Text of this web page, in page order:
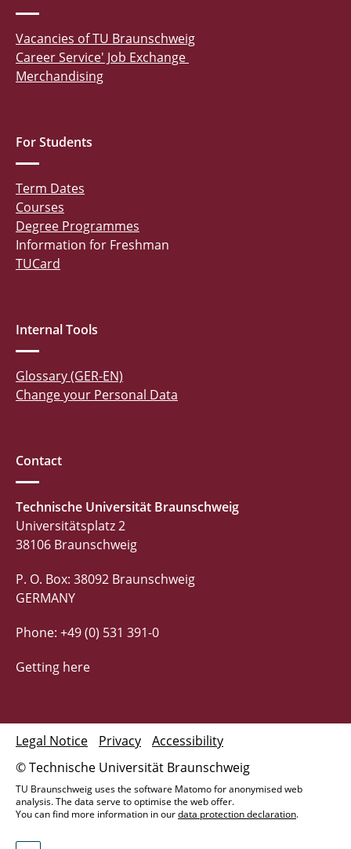
Vacancies of TU Braunschweig
Career Service' Job Exchange
Merchandising
For Students
Term Dates
Courses
Degree Programmes
Information for Freshman
TUCard
Internal Tools
Glossary (GER-EN)
Change your Personal Data
Contact
Technische Universität Braunschweig
Universitätsplatz 2
38106 Braunschweig
P. O. Box: 38092 Braunschweig
GERMANY
Phone: +49 (0) 531 391-0
Getting here
© Technische Universität Braunschweig
Legal Notice Privacy Accessibility
TU Braunschweig uses the software Matomo for anonymised web
analysis. The data serve to optimise the web offer.
You can find more information in ourdata protection declaration.